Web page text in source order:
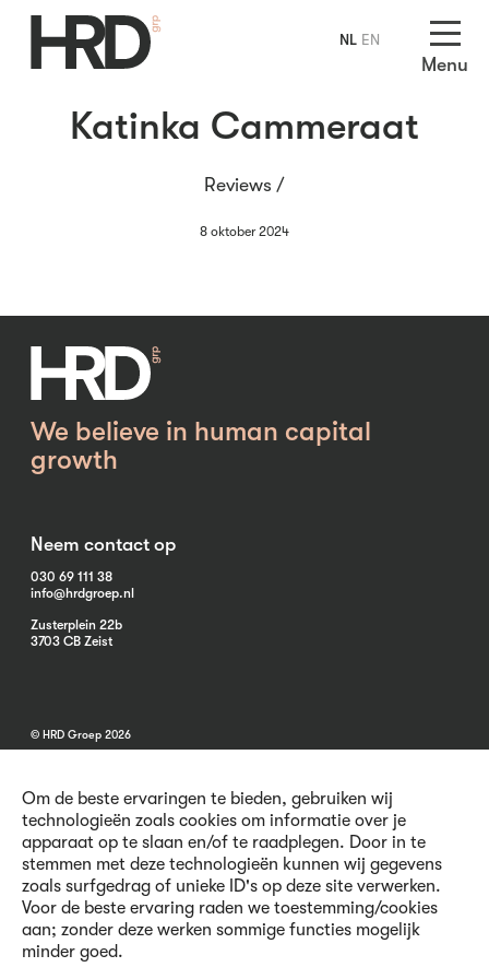
Om de beste ervaringen te bieden, gebruiken wij
technologieën zoals cookies om informatie over je
apparaat op te slaan en/of te raadplegen. Door in te
stemmen met deze technologieën kunnen wij gegevens
zoals surfgedrag of unieke ID's op deze site verwerken.
Voor de beste ervaring raden we toestemming/cookies
aan; zonder deze werken sommige functies mogelijk
minder goed.
Menu
Katinka Cammeraat
Reviews /
8 oktober 2024
We believe in human capital
growth
Neem contact op
030 69 111 38
info@hrdgroep.nl
Zusterplein 22b
3703 CB Zeist
© HRD Groep 2026
Algemene informatie
Contact
Voorwaarden
Privacy en Cookies
NL EN